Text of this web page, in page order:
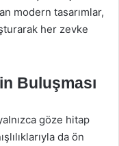
modern tasarımlar,
her zevke
Buluşması
göze hitap
da ön